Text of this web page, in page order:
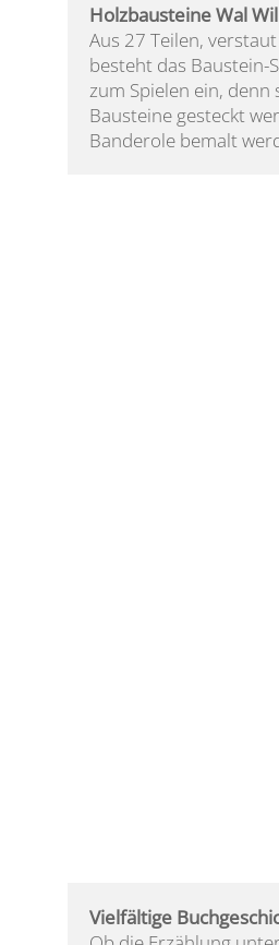
Holzbausteine Wal
Aus 27 Teilen,
besteht das Baustein-
zum Spielen ein, denn
Bausteine gesteckt
Banderole bemalt
Vielfältige